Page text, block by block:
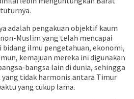
adalah pengakuan objektif kaum
Muslim yang telah mencapai
bidang ilmu pengetahuan, ekonomi,
kemajuan mereka ini digunakan
bangsa lain di dunia, sehingga
tidak harmonis antara Timur
yang cukup lama.